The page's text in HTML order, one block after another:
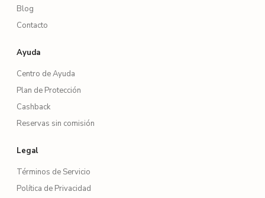
Blog
Contacto
Ayuda
Centro de Ayuda
Plan de Protección
Cashback
Reservas sin comisión
Legal
Términos de Servicio
Política de Privacidad